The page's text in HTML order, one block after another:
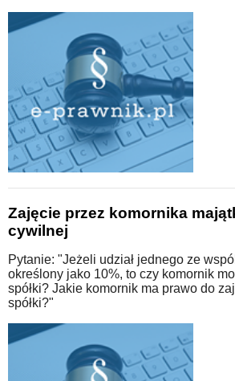
Zajęcie przez komornika
cywilnej
Pytanie: "Jeżeli udział jednego ze
określony jako 10%, to czy komornik
spółki? Jakie komornik ma prawo do
spółki?"